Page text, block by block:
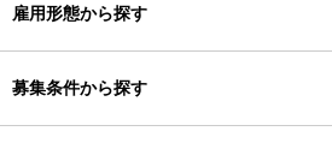
雇用形態から探す
募集条件から探す